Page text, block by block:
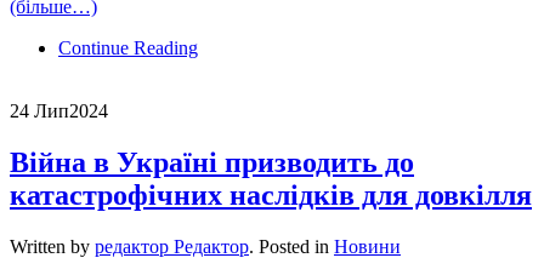
(більше…)
Continue Reading
24 Лип2024
Війна в Україні призводить до
катастрофічних наслідків для довкілля
Written by редактор Редактор. Posted in Новини